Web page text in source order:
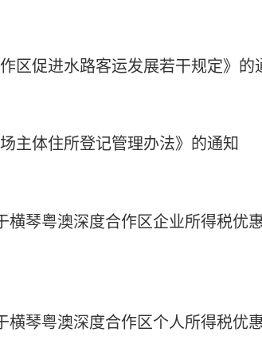
区促进水路客运发展若干规定》的
主体住所登记管理办法》的通知
琴粤澳深度合作区企业所得税优
琴粤澳深度合作区个人所得税优